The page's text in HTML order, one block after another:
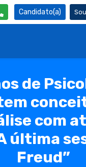
Candidato(a)
de
com
última
Freud”